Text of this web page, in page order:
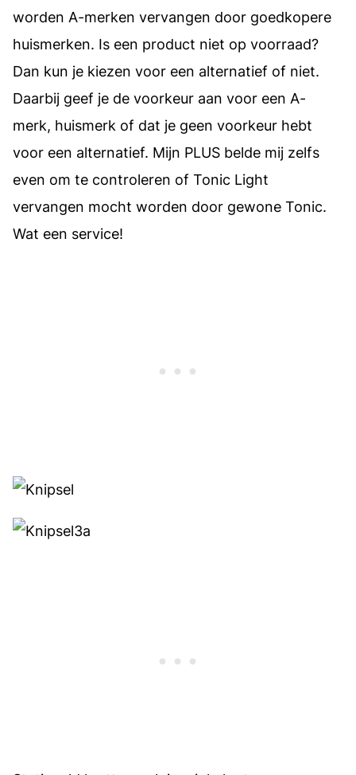
worden A-merken vervangen door goedkopere
huismerken. Is een product niet op voorraad?
Dan kun je kiezen voor een alternatief of niet.
Daarbij geef je de voorkeur aan voor een A-
merk, huismerk of dat je geen voorkeur hebt
voor een alternatief. Mijn PLUS belde mij zelfs
even om te controleren of Tonic Light
vervangen mocht worden door gewone Tonic.
Wat een service!